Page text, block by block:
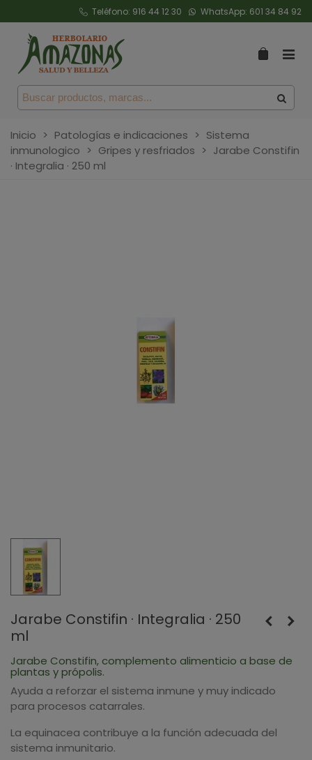
Teléfono: 916 44 12 30 WhatsApp: 601 34 84 92
Inicio > Patologías e indicaciones > Sistema
inmunologico > Gripes y resfriados > Jarabe Constifin
· Integralia · 250 ml
Jarabe Constifin · Integralia · 250
ml
Jarabe Constifin, complemento alimenticio a base de
plantas y própolis.
Ayuda a reforzar el sistema inmune y muy indicado
para procesos catarrales.
La equinacea contribuye a la función adecuada del
sistema inmunitario.